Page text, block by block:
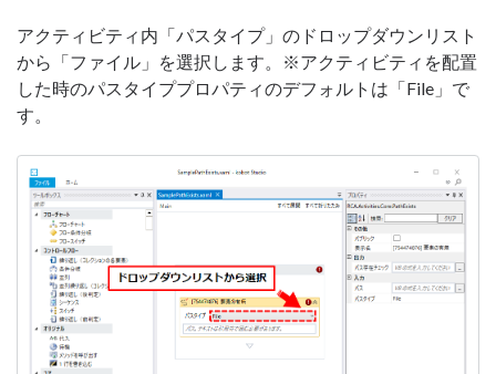
アクティビティ内「パスタイプ」のドロップダウンリスト
から「ファイル」を選択します。※アクティビティを配置
した時のパスタイププロパティのデフォルトは「File」で
す。